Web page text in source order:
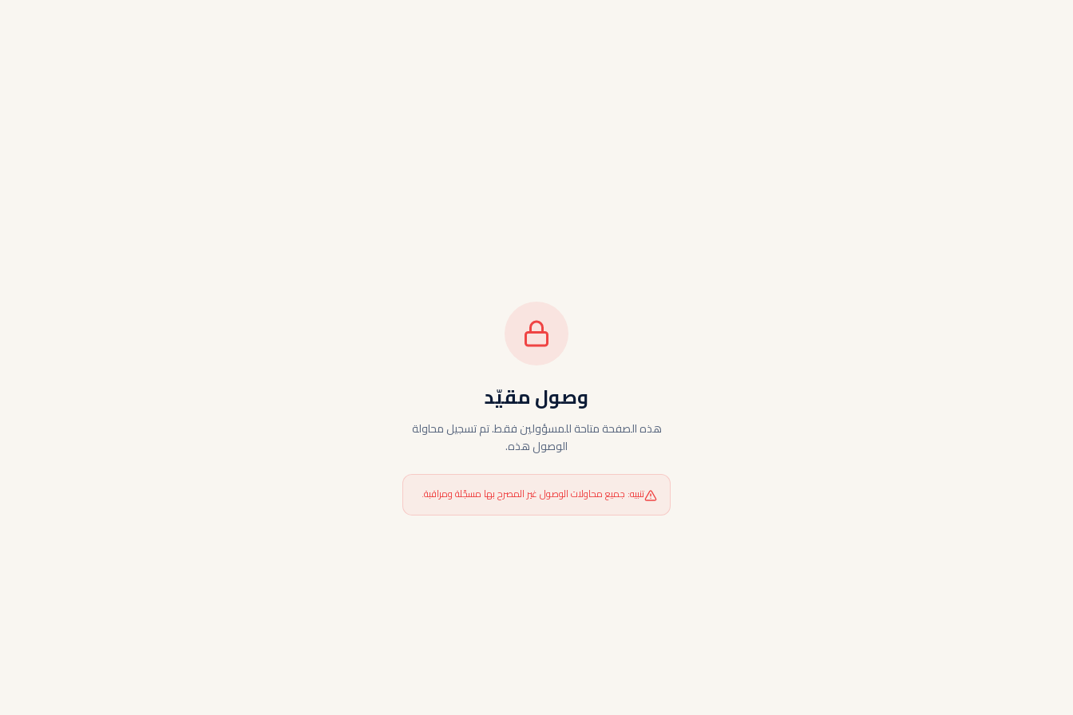
وصول مقيّد
هذه الصفحة متاحة للمسؤولين فقط. تم تسجيل محاولة
الوصول هذه.
تنبيه: جميع محاولات الوصول غير المصرح بها مسجّلة ومراقبة.